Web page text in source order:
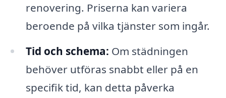
renovering. Priserna kan variera
beroende på vilka tjänster som ingår.
Tid och schema: Om städningen
behöver utföras snabbt eller på en
specifik tid, kan detta påverka